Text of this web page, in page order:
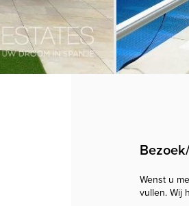
Wenst u
vullen. Wij